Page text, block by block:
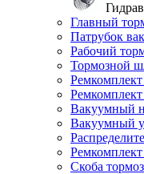
Главный
Патрубок
Рабочий
Тормозной
Вакуумный
Вакуумный
Скоба